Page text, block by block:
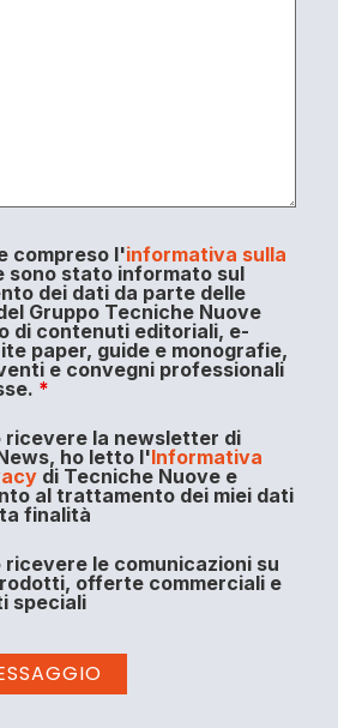
compreso l'informativa sulla
sono stato informato sul
dei dati da parte delle
Gruppo Tecniche Nuove
di contenuti editoriali, e-
paper, guide e monografie,
e convegni professionali
*
ricevere la newsletter di
ho letto l'Informativa
di Tecniche Nuove e
al trattamento dei miei dati
finalità
ricevere le comunicazioni su
offerte commerciali e
speciali